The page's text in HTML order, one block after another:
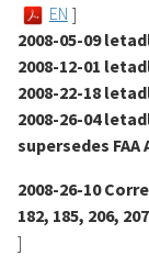
EN ]
2008-05-09
2008-12-01
2008-22-18
2008-26-04
supersedes FAA
2008-26-10
182, 185, 206,
]